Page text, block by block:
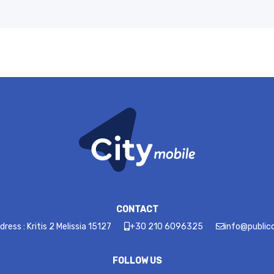
CONTACT
: Kritis 2 Melissia 15127
+30 210 6096325
FOLLOW US